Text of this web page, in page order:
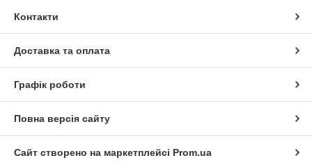
Контакти
Доставка та оплата
Графік роботи
Повна версія сайту
Сайт створено на маркетплейсі Prom.ua